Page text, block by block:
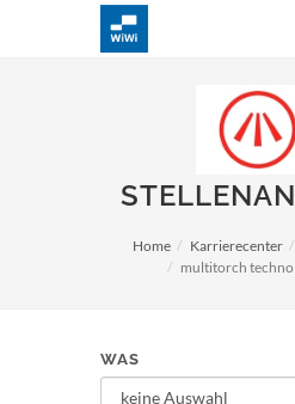
Home Karrierecenter
multitorch
WAS